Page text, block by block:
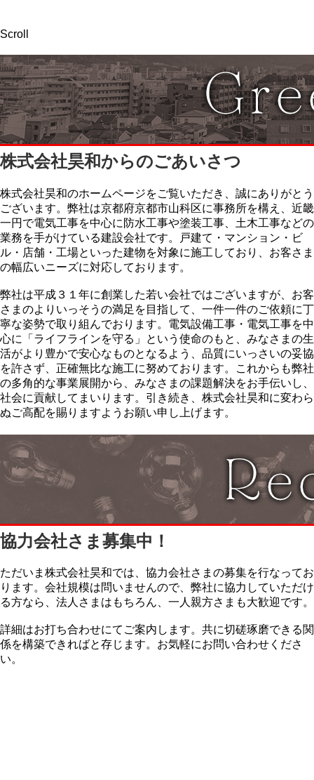
Scroll
株式会社昊和からのごあいさつ
株式会社昊和のホームページをご覧いただき、誠にありがとう
ございます。弊社は京都府京都市山科区に事務所を構え、近畿
一円で電気工事を中心に防水工事や塗装工事、土木工事などの
業務を手がけている建設会社です。戸建て・マンション・ビ
ル・店舗・工場といった建物を対象に施工しており、お客さま
の幅広いニーズに対応しております。
弊社は平成３１年に創業した若い会社ではございますが、お客
さまのよりいっそうの満足を目指して、一件一件のご依頼に丁
寧な姿勢で取り組んでおります。電気設備工事・電気工事を中
心に「ライフラインを守る」という使命のもと、みなさまの生
活がより豊かで安心なものとなるよう、品質にいっさいの妥協
を許さず、正確無比な施工に努めております。これからも弊社
の多角的な事業展開から、みなさまの課題解決をお手伝いし、
社会に貢献してまいります。引き続き、株式会社昊和に変わら
ぬご高配を賜りますようお願い申し上げます。
協力会社さま募集中！
ただいま株式会社昊和では、協力会社さまの募集を行なってお
ります。会社規模は問いませんので、弊社に協力していただけ
る方なら、法人さまはもちろん、一人親方さまも大歓迎です。
詳細はお打ち合わせにてご案内します。共に切磋琢磨できる関
係を構築できればと存じます。お気軽にお問い合わせくださ
い。